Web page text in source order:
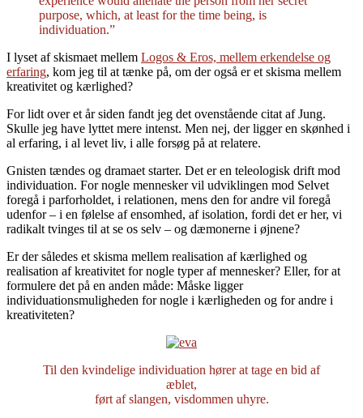
purpose, which, at least for the time being, is
individuation.”
I lyset af skismaet mellem Logos & Eros, mellem erkendelse og
erfaring, kom jeg til at tænke på, om der også er et skisma mellem
kreativitet og kærlighed?
For lidt over et år siden fandt jeg det ovenstående citat af Jung.
Skulle jeg have lyttet mere intenst. Men nej, der ligger en skønhed i
al erfaring, i al levet liv, i alle forsøg på at relatere.
Gnisten tændes og dramaet starter. Det er en teleologisk drift mod
individuation. For nogle mennesker vil udviklingen mod Selvet
foregå i parforholdet, i relationen, mens den for andre vil foregå
udenfor – i en følelse af ensomhed, af isolation, fordi det er her, vi
radikalt tvinges til at se os selv – og dæmonerne i øjnene?
Er der således et skisma mellem realisation af kærlighed og
realisation af kreativitet for nogle typer af mennesker? Eller, for at
formulere det på en anden måde: Måske ligger
individuationsmuligheden for nogle i kærligheden og for andre i
kreativiteten?
Til den kvindelige individuation hører at tage en bid af
æblet,
ført af slangen, visdommen uhyre.